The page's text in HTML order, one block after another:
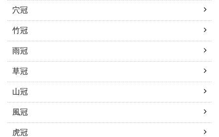
穴冠
竹冠
雨冠
草冠
山冠
風冠
虎冠